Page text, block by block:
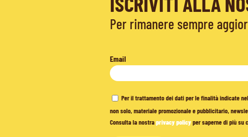
Per rimanere sempre
Email
Per il trattamento dei dati per le finalità indicate
non solo, materiale promozionale e pubblicitario,
Consulta la nostraprivacy policyper saperne di più su